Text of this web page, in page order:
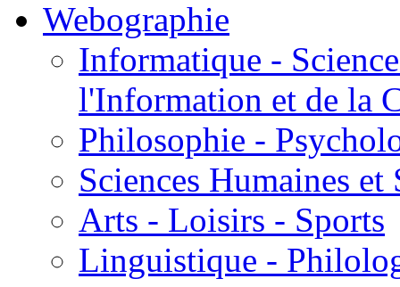
Webographie
Informatique -
l'Information et de la
Philosophie -
Sciences Humaines et
Arts - Loisirs - Sports
Linguistique -